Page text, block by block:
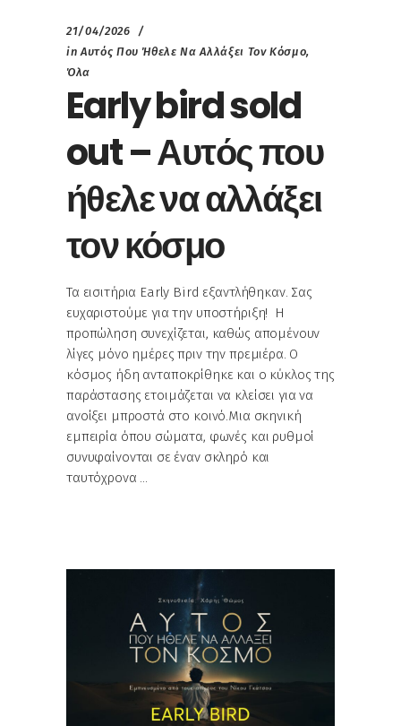
21/04/2026
in Αυτός Που Ήθελε Να Αλλάξει Τον Κόσμο,
Όλα
Early bird sold
out – Αυτός που
ήθελε να αλλάξει
τον κόσμο
Τα εισιτήρια Early Bird εξαντλήθηκαν. Σας
ευχαριστούμε για την υποστήριξη! Η
προπώληση συνεχίζεται, καθώς απομένουν
λίγες μόνο ημέρες πριν την πρεμιέρα. Ο
κόσμος ήδη ανταποκρίθηκε και ο κύκλος της
παράστασης ετοιμάζεται να κλείσει για να
ανοίξει μπροστά στο κοινό.Μια σκηνική
εμπειρία όπου σώματα, φωνές και ρυθμοί
συνυφαίνονται σε έναν σκληρό και
ταυτόχρονα